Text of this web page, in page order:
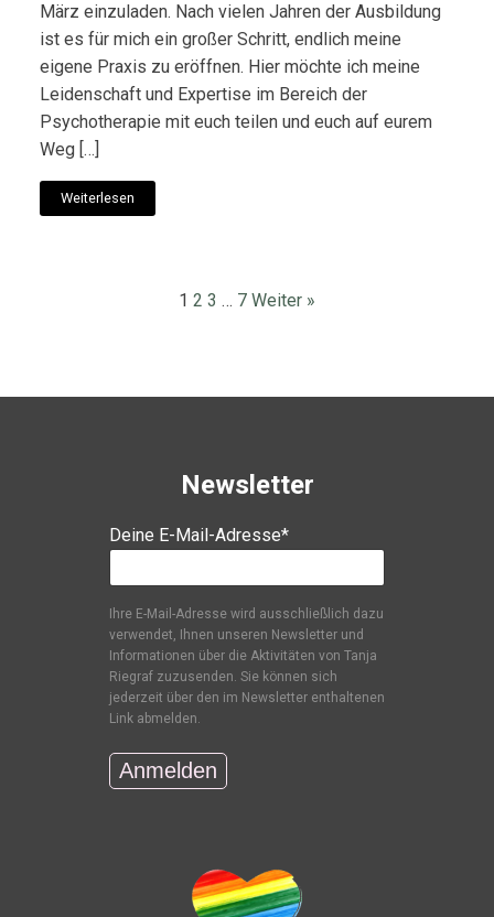
März einzuladen. Nach vielen Jahren der Ausbildung
ist es für mich ein großer Schritt, endlich meine
eigene Praxis zu eröffnen. Hier möchte ich meine
Leidenschaft und Expertise im Bereich der
Psychotherapie mit euch teilen und euch auf eurem
Weg […]
Weiterlesen
1 2 3 … 7 Weiter »
Newsletter
Deine E-Mail-Adresse*
Ihre E-Mail-Adresse wird ausschließlich dazu
verwendet, Ihnen unseren Newsletter und
Informationen über die Aktivitäten von Tanja
Riegraf zuzusenden. Sie können sich
jederzeit über den im Newsletter enthaltenen
Link abmelden.